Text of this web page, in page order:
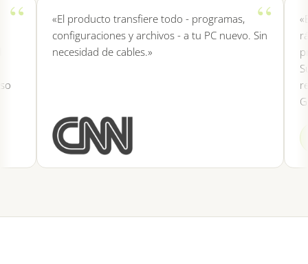
«El producto transfiere todo - programas,
configuraciones y archivos - a tu PC nuevo. Sin
necesidad de cables.»
Su
SF